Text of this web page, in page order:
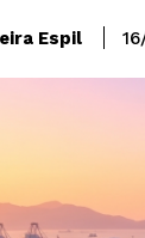
Espil